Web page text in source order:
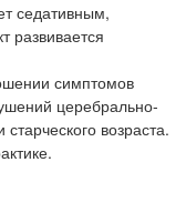
седативным,
симптомов
церебрально-
возраста.